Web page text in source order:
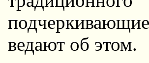
ведают об этом.